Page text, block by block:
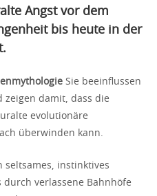
Angst vor dem
bis heute in der
Sie beeinflussen
zeigen damit, dass die
evolutionäre
überwinden kann.
seltsames, instinktives
verlassene Bahnhöfe